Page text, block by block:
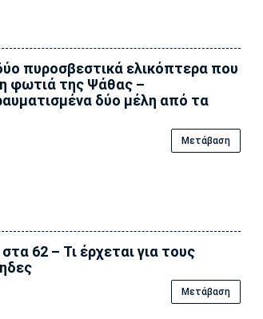
πυροσβεστικά ελικόπτερα που
φωτιά της Ψάθας –
δύο μέλη από τα
Μετάβαση
62 – Τι έρχεται για τους
Μετάβαση